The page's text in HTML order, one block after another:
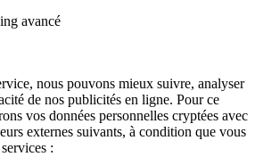
avancé
nous pouvons mieux suivre, analyser
de nos publicités en ligne. Pour ce
vos données personnelles cryptées avec
externes suivants, à condition que vous
: